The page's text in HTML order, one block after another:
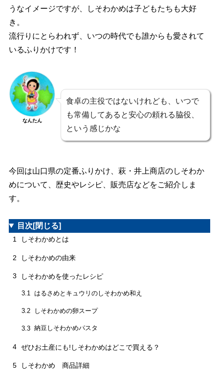
うなイメージですが、しそわかめは子どもたちも大好
き。
流行りにとらわれず、いつの時代でも誰からも愛されて
いるふりかけです！
なんたん
食卓の主役ではないけれども、いつで
も常備してあると安心の頼れる脇役、
という感じかな
今回は山口県の定番ふりかけ、萩・井上商店のしそわか
めについて、歴史やレシピ、販売店などをご紹介しま
す。
目次 [閉じる]
1 しそわかめとは
2 しそわかめの由来
3 しそわかめを使ったレシピ
3.1 はるさめとキュウリのしそわかめ和え
3.2 しそわかめの卵スープ
3.3 納豆しそわかめパスタ
4 ぜひお土産にも!しそわかめはどこで買える？
5 しそわかめ 商品詳細